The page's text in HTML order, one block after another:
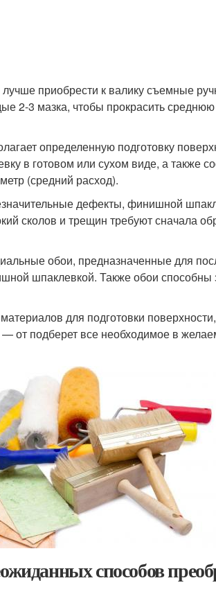
приобрести к валику съемные
2-3 мазка, чтобы прокрасить
определенную подготовку
в готовом или сухом виде, а также
(средний расход).
дефекты, финишной
сколов и трещин требуют сначала
обои, предназначенные для
шпаклевкой. Также обои способны
для подготовки
от подберет все необходимое в
способов